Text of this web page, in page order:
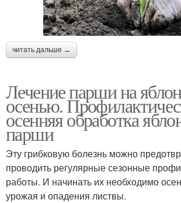
читать дальше →
Лечение парши на
осенью.
осенняя обработка
парши
Эту грибковую болезнь можно
проводить регулярные сезонные
работы. И начинать их необходимо
урожая и опадения листвы.